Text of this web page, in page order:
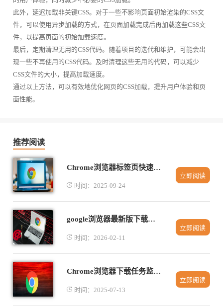
此外，延迟加载非关键CSS。对于一些不影响页面初始渲染的CSS文
件，可以使用异步加载的方式，在页面加载完成后再加载这些CSS文
件，以提高页面的初始加载速度。
最后，定期清理无用的CSS代码。随着项目的迭代和维护，可能会出
现一些不再使用的CSS代码。及时清理这些无用的代码，可以减少
CSS文件的大小，提高加载速度。
通过以上方法，可以有效地优化网页的CSS加载，提升用户体验和页
面性能。
推荐阅读
Chrome浏览器标签页快速整理操作指南
时间：2025-09-24
立即阅读
google浏览器最新版下载安装包完整快速获取及配置流程
时间：2026-02-11
立即阅读
Chrome浏览器下载任务监控工具使用技巧
时间：2025-07-13
立即阅读